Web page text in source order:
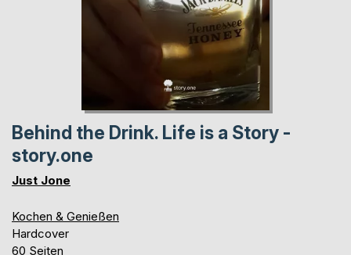
Behind the Drink. Life is a Story -
story.one
Just Jone
Kochen & Genießen
Hardcover
60 Seiten